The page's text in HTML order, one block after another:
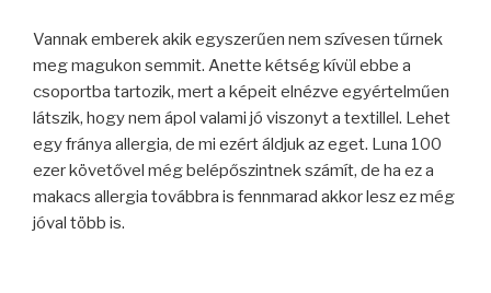
Vannak emberek akik egyszerűen nem szívesen tűrnek
meg magukon semmit. Anette kétség kívül ebbe a
csoportba tartozik, mert a képeit elnézve egyértelműen
látszik, hogy nem ápol valami jó viszonyt a textillel. Lehet
egy fránya allergia, de mi ezért áldjuk az eget. Luna 100
ezer követővel még belépőszintnek számít, de ha ez a
makacs allergia továbbra is fennmarad akkor lesz ez még
jóval több is.